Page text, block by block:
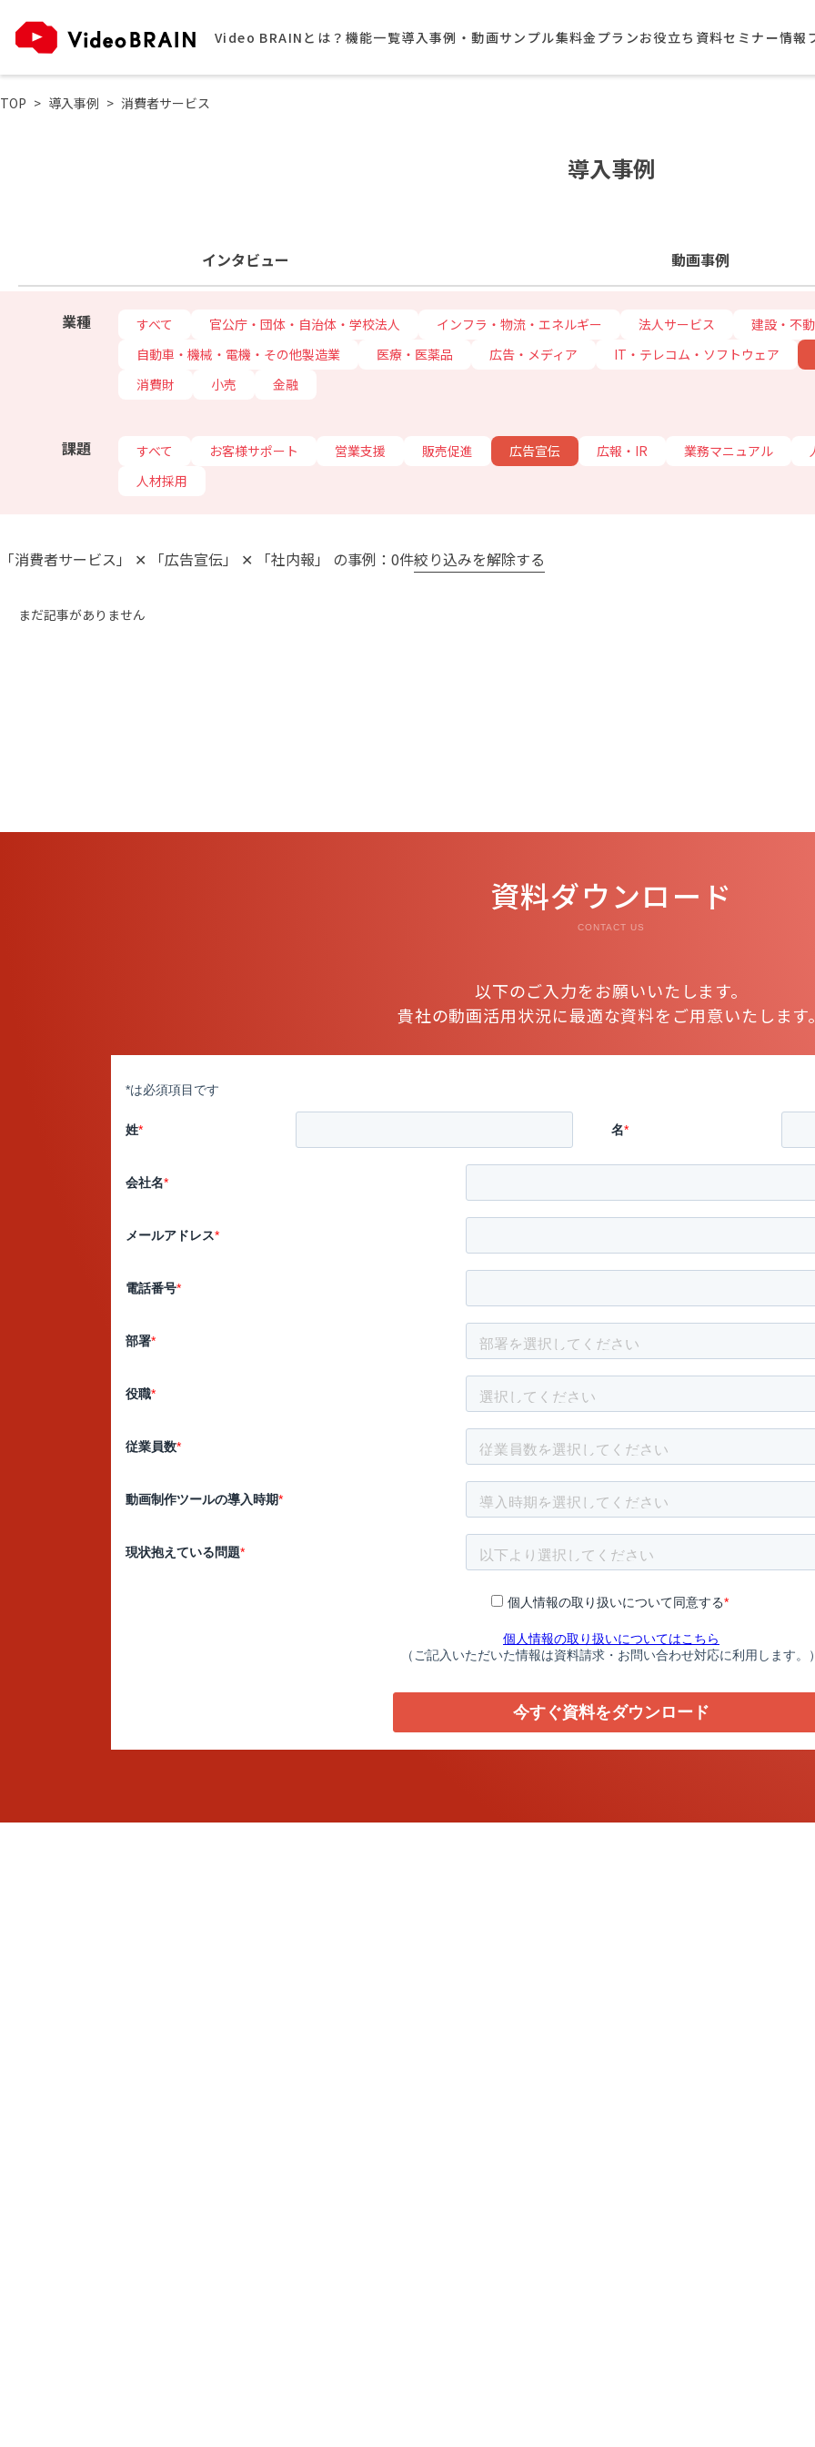
Video BRAINとは？ 機能一覧導入事例・動画サンプル集​料金プランお役立ち資料セミナー情報
TOP 導入事例 消費者サービス
導入事例
インタビュー 動画事例
業種 すべて 官公庁・団体・自治体・学校法人 インフラ・物流・エネルギー 法人サービス
建設・不
自動車・機械・電機・その他製造業
医療・医薬品 広告・メディア
IT・テレコム・ソフトウェア
消費財
小売 金融
課題 すべて お客様サポート 営業支援 販売促進 広告宣伝 広報・IR 業務マニュアル
人材採用
「消費者サービス」 ✕ 「広告宣伝」 ✕ 「社内報」 の事例：0件絞り込みを解除する
まだ記事がありません
資料ダウンロード
CONTACT US
以下のご入力をお願いいたします。
貴社の動画活用状況に最適な資料をご用意いたします